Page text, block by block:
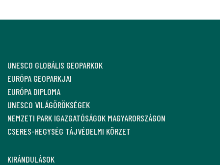
UNESCO GLOBÁLIS GEOPARKOK
EURÓPA GEOPARKJAI
EURÓPA DIPLOMA
UNESCO VILÁGÖRÖKSÉGEK
NEMZETI PARK IGAZGATÓSÁGOK MAGYARORSZÁGON
CSERES-HEGYSÉG TÁJVÉDELMI KÖRZET
KIRÁNDULÁSOK